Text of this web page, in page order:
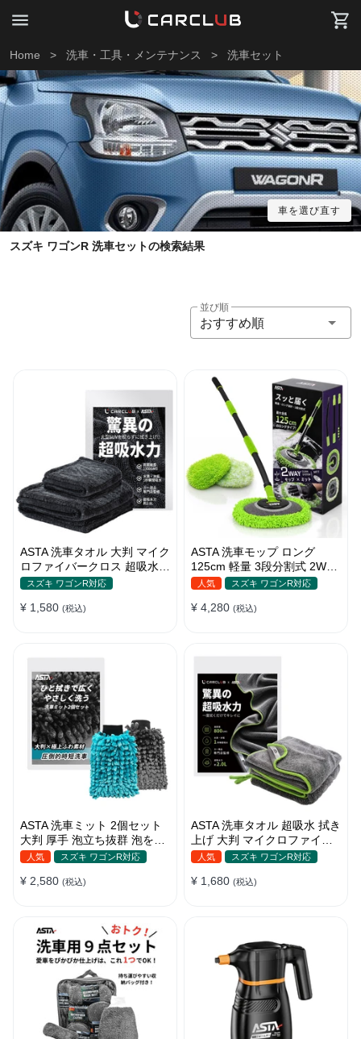
Home > 洗車・工具・メンテナンス > 洗車セット
車を選び直す
スズキ ワゴンR 洗車セットの検索結果
並び順
おすすめ順
ASTA 洗車タオル 大判 マイク
ロファイバークロス 超吸水ツ
イストパイル 洗車クロス 傷
スズキ ワゴンR対応
¥ 1,580 (税込)
ASTA 洗車モップ ロング
125cm 軽量 3段分割式 2WAY
洗車ブラシ スポンジ 高吸水
110°可動ヘッド 15°カーブ設
人気 スズキ ワゴンR対応
¥ 4,280 (税込)
ASTA 洗車ミット 2個セット
大判 厚手 泡立ち抜群 泡をし
っかりキープ 洗車スポンジ
ーブ 傷つきにくい ボディ ガ
人気 スズキ ワゴンR対応
¥ 2,580 (税込)
ASTA 洗車タオル 超吸水 拭き
上げ 大判 マイクロファイバ
ークロス プロ仕様 水拭き 窓
傷つかない 撥水 厚手 両面 大
人気 スズキ ワゴンR対応
¥ 1,680 (税込)